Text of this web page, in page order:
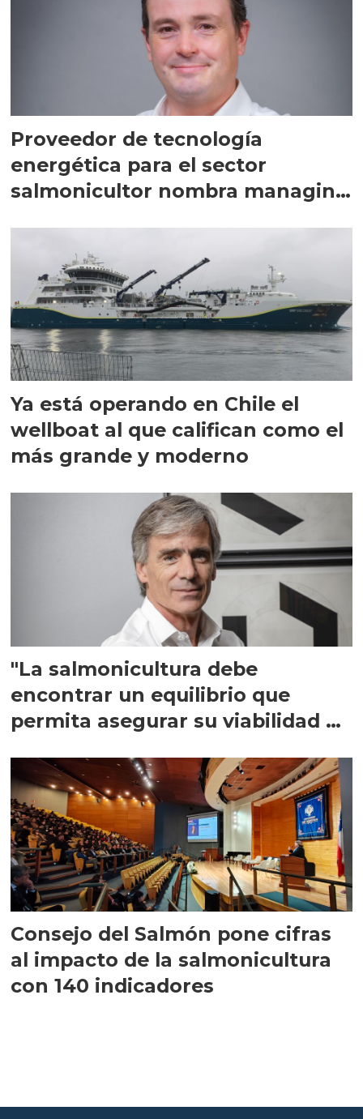
Proveedor de tecnología
energética para el sector
salmonicultor nombra managing
Ya está operando en Chile el
wellboat al que califican como el
más grande y moderno
"La salmonicultura debe
encontrar un equilibrio que
permita asegurar su viabilidad de
Consejo del Salmón pone cifras
al impacto de la salmonicultura
con 140 indicadores